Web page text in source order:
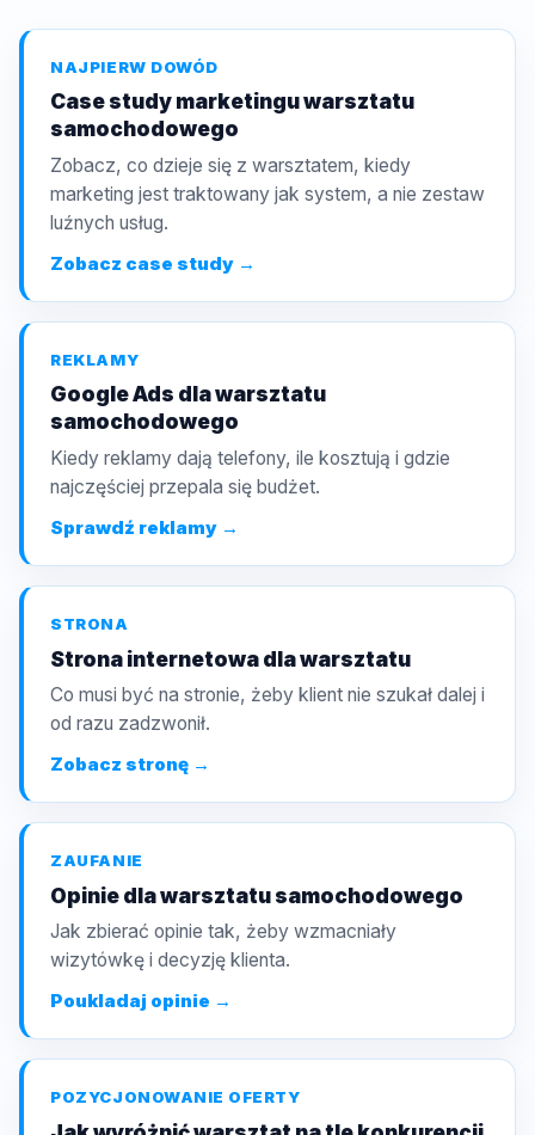
NAJPIERW DOWÓD
Case study marketingu warsztatu
samochodowego
Zobacz, co dzieje się z warsztatem, kiedy
marketing jest traktowany jak system, a nie zestaw
luźnych usług.
Zobacz case study →
REKLAMY
Google Ads dla warsztatu
samochodowego
Kiedy reklamy dają telefony, ile kosztują i gdzie
najczęściej przepala się budżet.
Sprawdź reklamy →
STRONA
Strona internetowa dla warsztatu
Co musi być na stronie, żeby klient nie szukał dalej i
od razu zadzwonił.
Zobacz stronę →
ZAUFANIE
Opinie dla warsztatu samochodowego
Jak zbierać opinie tak, żeby wzmacniały
wizytówkę i decyzję klienta.
Poukladaj opinie →
POZYCJONOWANIE OFERTY